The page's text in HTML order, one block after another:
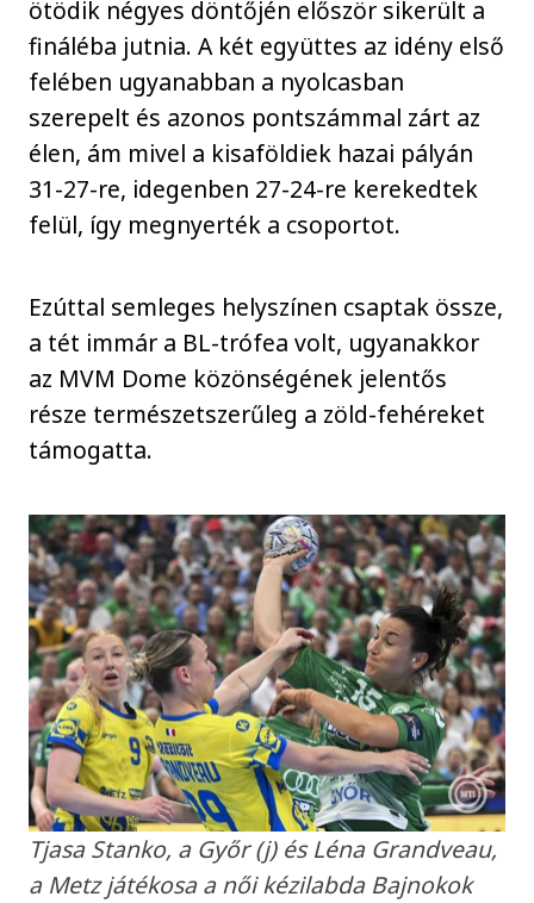
ötödik négyes döntőjén először sikerült a
fináléba jutnia. A két együttes az idény első
felében ugyanabban a nyolcasban
szerepelt és azonos pontszámmal zárt az
élen, ám mivel a kisaföldiek hazai pályán
31-27-re, idegenben 27-24-re kerekedtek
felül, így megnyerték a csoportot.
Ezúttal semleges helyszínen csaptak össze,
a tét immár a BL-trófea volt, ugyanakkor
az MVM Dome közönségének jelentős
része természetszerűleg a zöld-fehéreket
támogatta.
Tjasa Stanko, a Győr (j) és Léna Grandveau,
a Metz játékosa a női kézilabda Bajnokok